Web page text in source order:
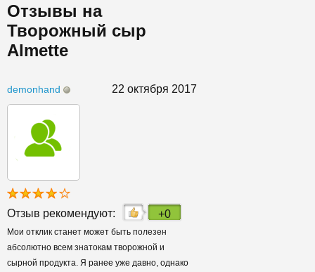
Отзывы на
Творожный сыр
Almette
demonhand 22 октября 2017
Отзыв рекомендуют: +0
Мои отклик станет может быть полезен
абсолютно всем знатокам творожной и
сырной продукта. Я ранее уже давно, однако